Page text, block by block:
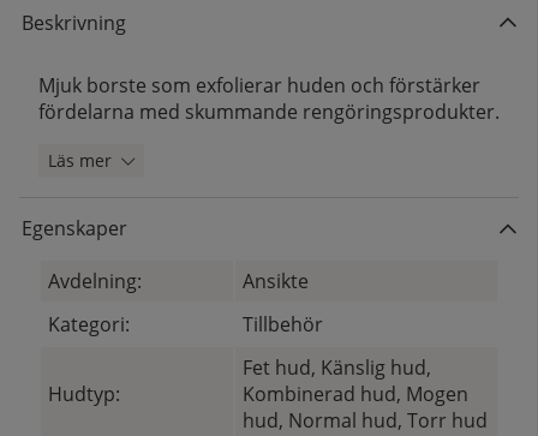
Beskrivning
Mjuk borste som exfolierar huden och förstärker
fördelarna med skummande rengöringsprodukter.
Läs mer
Egenskaper
Avdelning:
Ansikte
Kategori:
Tillbehör
Hudtyp:
Fet hud, Känslig hud,
Kombinerad hud, Mogen
hud, Normal hud, Torr hud